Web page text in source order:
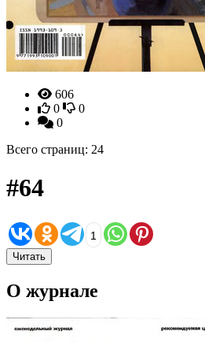
606
0
0
0
Всего страниц: 24
#64
1
Читать
О журнале